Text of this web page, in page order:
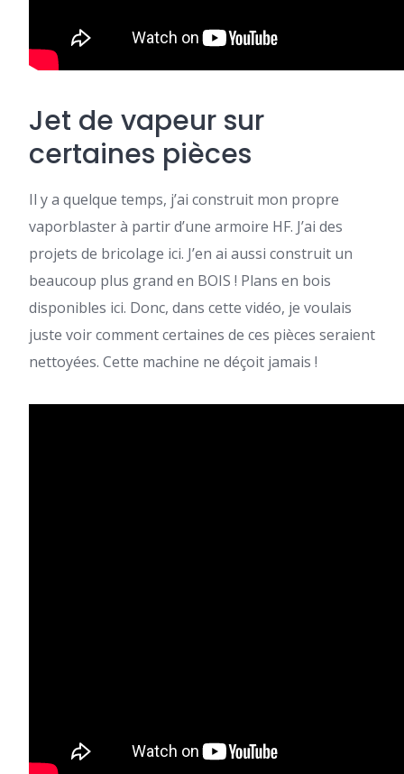
Jet de vapeur sur
certaines pièces
Il y a quelque temps, j’ai construit mon propre
vaporblaster à partir d’une armoire HF. J’ai des
projets de bricolage ici. J’en ai aussi construit un
beaucoup plus grand en BOIS ! Plans en bois
disponibles ici. Donc, dans cette vidéo, je voulais
juste voir comment certaines de ces pièces seraient
nettoyées. Cette machine ne déçoit jamais !